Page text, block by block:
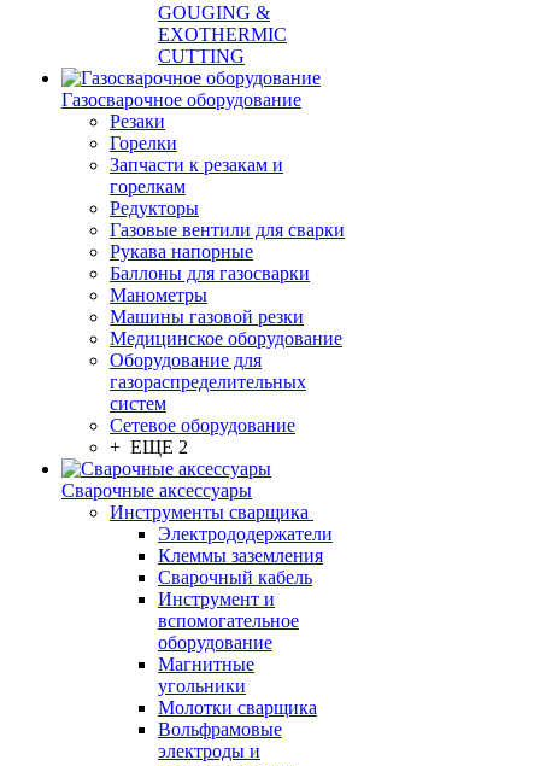
GOUGING &
EXOTHERMIC
CUTTING
Газосварочное оборудование
Резаки
Горелки
Запчасти к резакам и
горелкам
Редукторы
Газовые вентили для сварки
Рукава напорные
Баллоны для газосварки
Манометры
Машины газовой резки
Медицинское оборудование
Оборудование для
газораспределительных
систем
Сетевое оборудование
+ ЕЩЕ 2
Сварочные аксессуары
Инструменты сварщика
Электрододержатели
Клеммы заземления
Сварочный кабель
Инструмент и
вспомогательное
оборудование
Магнитные
угольники
Молотки сварщика
Вольфрамовые
электроды и